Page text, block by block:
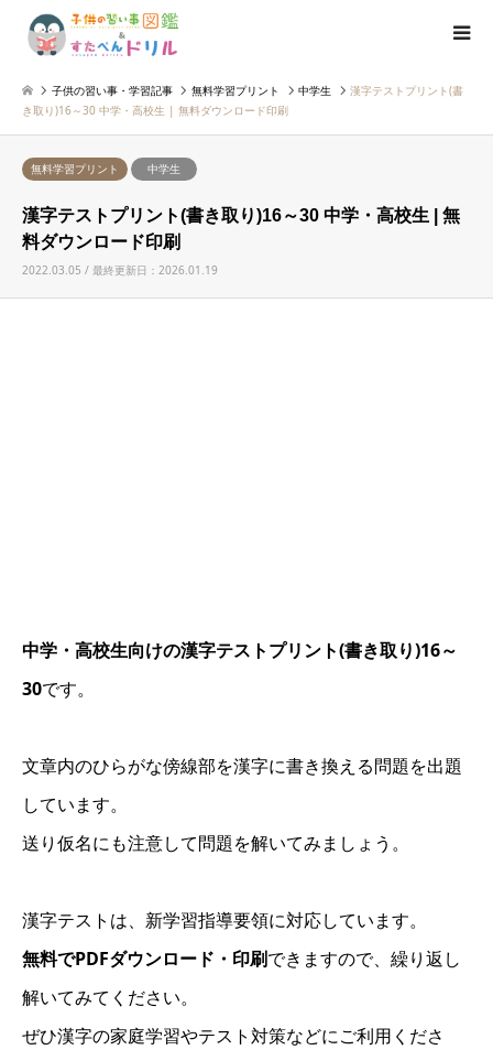
子供の習い事・学習記事 無料学習プリント 中学生
漢字テストプリント(書
き取り)16～30 中学・高校生 | 無料ダウンロード印刷
無料学習プリント 中学生
漢字テストプリント(書き取り)16～30 中学・高校生 | 無
料ダウンロード印刷
2022.03.05 / 最終更新日：2026.01.19
中学・高校生向けの漢字テストプリント(書き取り)16～
30です。
文章内のひらがな傍線部を漢字に書き換える問題を出題
しています。
送り仮名にも注意して問題を解いてみましょう。
漢字テストは、新学習指導要領に対応しています。
無料でPDFダウンロード・印刷できますので、繰り返し
解いてみてください。
ぜひ漢字の家庭学習やテスト対策などにご利用くださ